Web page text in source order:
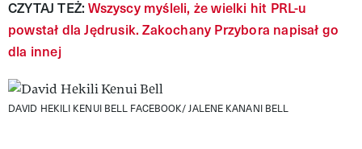
CZYTAJ TEŻ:Wszyscy myśleli, że wielki hit PRL-u
powstał dla Jędrusik. Zakochany Przybora napisał go
dla innej
DAVID HEKILI KENUI BELL FACEBOOK/ JALENE KANANI BELL